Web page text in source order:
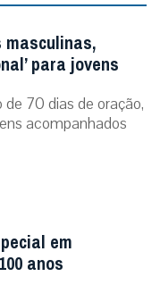
para jovens
70 dias de oração,
acompanhados
em
anos